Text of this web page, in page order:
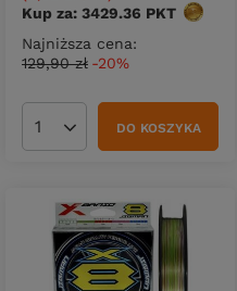
Kup za: 3429.36 PKT punktów
Najniższa cena:
129,90 zł -20%
Ilość produktówDO KOSZYKA